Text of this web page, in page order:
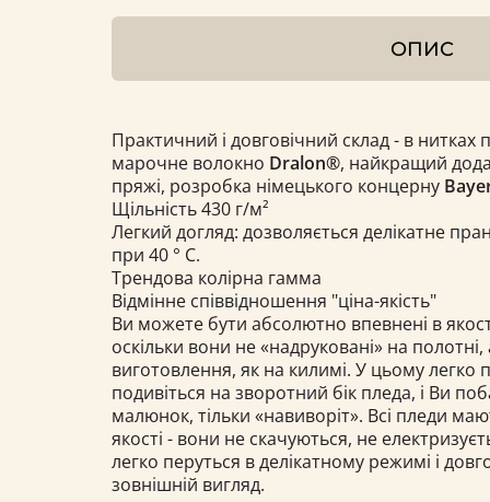
ОПИС
Практичний і довговічний склад - в нитках
марочне волокно Dralon®, найкращий
пряжі, розробка німецького концерну
Щільність 430 г/м²
Легкий догляд: дозволяється делікатне
при 40 ° С.
Трендова колірна гамма
Відмінне співвідношення "ціна-якість"
Ви можете бути абсолютно впевнені в
оскільки вони не «надруковані» на полотні,
виготовлення, як на килимі. У цьому легко
подивіться на зворотний бік пледа, і Ви
малюнок, тільки «навиворіт». Всі пледи
якості - вони не скачуються, не
легко перуться в делікатному режимі і
зовнішній вигляд.